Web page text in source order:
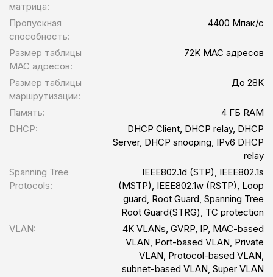
матрица:
Пропускная
способность:
4400 Мпак/с
Размер таблицы
MAC адресов:
72K MAC адресов
Размер таблицы
маршрутизации:
До 28K
Память:
4 ГБ RAM
DHCP:
DHCP Client, DHCP relay, DHCP
Server, DHCP snooping, IPv6 DHCP
relay
Spanning Tree
Protocols:
IEEE802.1d (STP), IEEE802.1s
(MSTP), IEEE802.1w (RSTP), Loop
guard, Root Guard, Spanning Tree
Root Guard(STRG), TC protection
VLAN:
4K VLANs, GVRP, IP, MAC-based
VLAN, Port-based VLAN, Private
VLAN, Protocol-based VLAN,
subnet-based VLAN, Super VLAN